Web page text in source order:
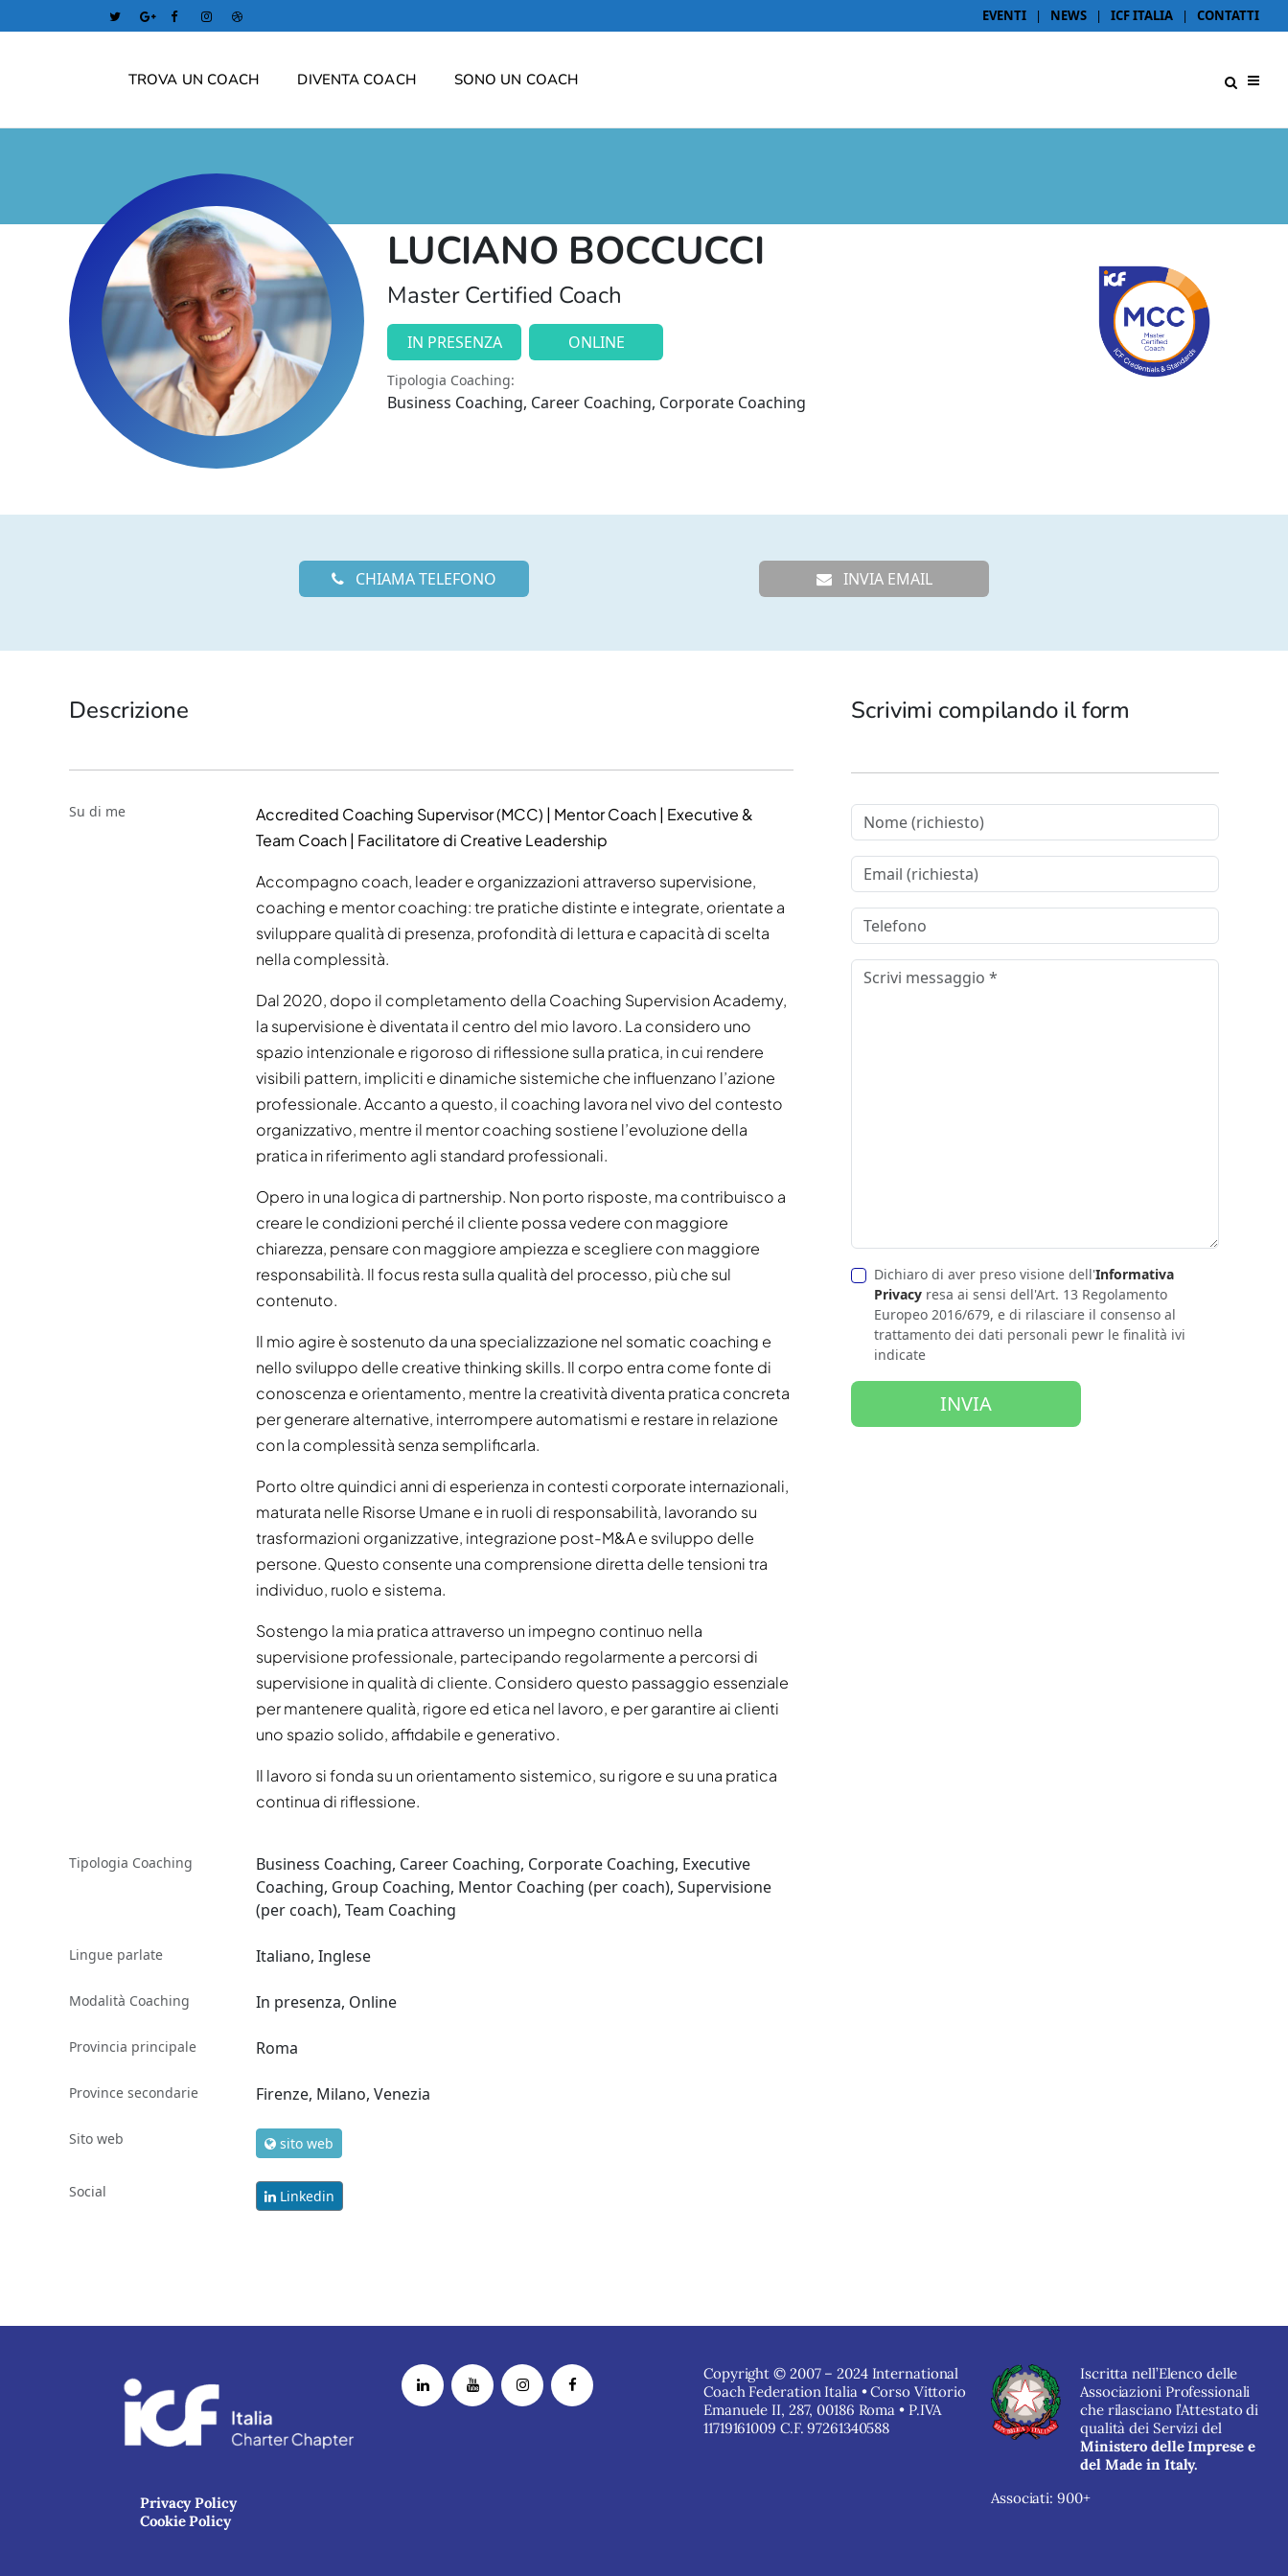
EVENTI | NEWS | ICF ITALIA | CONTATTI
TROVA UN COACH DIVENTA COACH SONO UN COACH
LUCIANO BOCCUCCI
Master Certified Coach
IN PRESENZA ONLINE
Tipologia Coaching:
Business Coaching, Career Coaching, Corporate Coaching
CHIAMA TELEFONO INVIA EMAIL
Descrizione
Su di me
Accredited Coaching Supervisor (MCC) | Mentor Coach | Executive &
Team Coach | Facilitatore di Creative Leadership
Accompagno coach, leader e organizzazioni attraverso supervisione,
coaching e mentor coaching: tre pratiche distinte e integrate, orientate a
sviluppare qualità di presenza, profondità di lettura e capacità di scelta
nella complessità.
Dal 2020, dopo il completamento della Coaching Supervision Academy,
la supervisione è diventata il centro del mio lavoro. La considero uno
spazio intenzionale e rigoroso di riflessione sulla pratica, in cui rendere
visibili pattern, impliciti e dinamiche sistemiche che influenzano l’azione
professionale. Accanto a questo, il coaching lavora nel vivo del contesto
organizzativo, mentre il mentor coaching sostiene l’evoluzione della
pratica in riferimento agli standard professionali.
Opero in una logica di partnership. Non porto risposte, ma contribuisco a
creare le condizioni perché il cliente possa vedere con maggiore
chiarezza, pensare con maggiore ampiezza e scegliere con maggiore
responsabilità. Il focus resta sulla qualità del processo, più che sul
contenuto.
Il mio agire è sostenuto da una specializzazione nel somatic coaching e
nello sviluppo delle creative thinking skills. Il corpo entra come fonte di
conoscenza e orientamento, mentre la creatività diventa pratica concreta
per generare alternative, interrompere automatismi e restare in relazione
con la complessità senza semplificarla.
Porto oltre quindici anni di esperienza in contesti corporate internazionali,
maturata nelle Risorse Umane e in ruoli di responsabilità, lavorando su
trasformazioni organizzative, integrazione post-M&A e sviluppo delle
persone. Questo consente una comprensione diretta delle tensioni tra
individuo, ruolo e sistema.
Sostengo la mia pratica attraverso un impegno continuo nella
supervisione professionale, partecipando regolarmente a percorsi di
supervisione in qualità di cliente. Considero questo passaggio essenziale
per mantenere qualità, rigore ed etica nel lavoro, e per garantire ai clienti
uno spazio solido, affidabile e generativo.
Il lavoro si fonda su un orientamento sistemico, su rigore e su una pratica
continua di riflessione.
Tipologia Coaching
Business Coaching, Career Coaching, Corporate Coaching, Executive
Coaching, Group Coaching, Mentor Coaching (per coach), Supervisione
(per coach), Team Coaching
Lingue parlate Italiano, Inglese
Modalità Coaching In presenza, Online
Provincia principale Roma
Province secondarie Firenze, Milano, Venezia
Sito web sito web
Social Linkedin
Scrivimi compilando il form
Dichiaro di aver preso visione dell'Informativa
Privacy resa ai sensi dell'Art. 13 Regolamento
Europeo 2016/679, e di rilasciare il consenso al
trattamento dei dati personali pewr le finalità ivi
indicate
INVIA
Privacy Policy
Cookie Policy
Copyright © 2007 – 2024 International
Coach Federation Italia • Corso Vittorio
Emanuele II, 287, 00186 Roma • P.IVA
11719161009 C.F. 97261340588
Iscritta nell’Elenco delle
Associazioni Professionali
che rilasciano l’Attestato di
qualità dei Servizi del
Ministero delle Imprese e
del Made in Italy.
Associati: 900+